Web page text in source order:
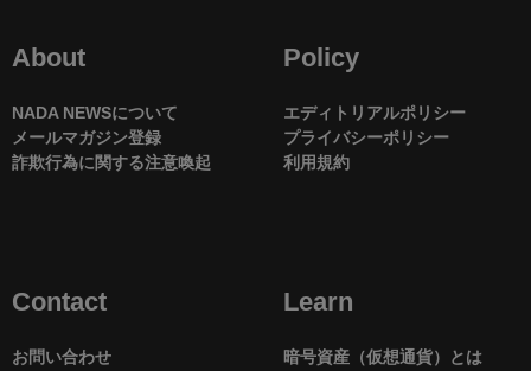
About
NADA NEWSについて
メールマガジン登録
詐欺行為に関する注意喚起
Policy
エディトリアルポリシー
プライバシーポリシー
利用規約
Contact
お問い合わせ
Learn
暗号資産（仮想通貨）とは